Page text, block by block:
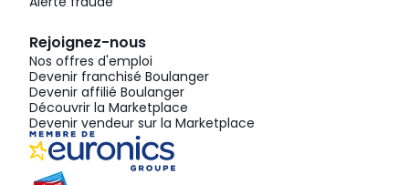
Rejoignez-nous
Nos offres d'emploi
Devenir franchisé Boulanger
Devenir affilié Boulanger
Découvrir la Marketplace
Devenir vendeur sur la Marketplace